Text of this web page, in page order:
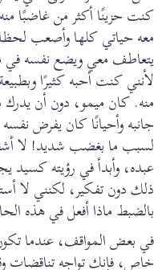
كنت حزينًا أكثر من غاضبًا
معه حياتي كلها وأصعب
يتعاطف معي ويضع نفسه في
لأنني كنت أحبه كثيرًا
منه. كان ميمو، دون أن يدرك
جانبه وأحيانًا كان يفرض
لسبب ما بغضب شديد! لا
عبده، وأبدأ في رؤيته كسيد
ذلك دون تفكير، لكنني لا
بالضبط ماذا أفعل في هذه
في بعض المواقف، عندما
خاص، فإنك تواجه تناقضات